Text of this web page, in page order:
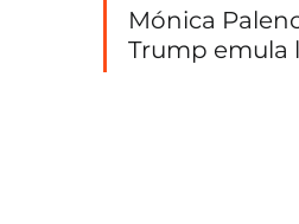
Mónica
Trump emula